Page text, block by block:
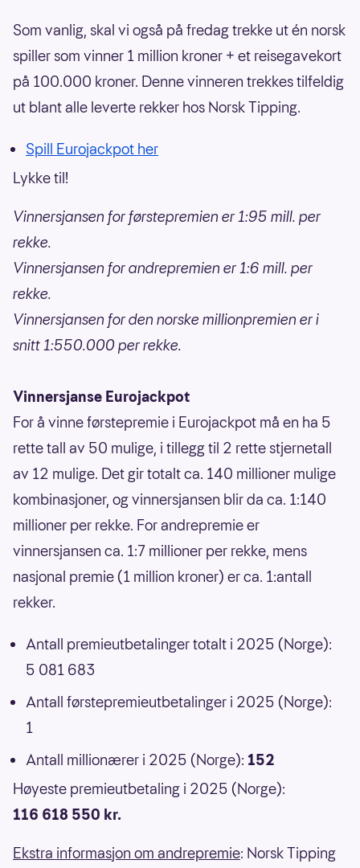
Som vanlig, skal vi også på fredag trekke ut én norsk
spiller som vinner 1 million kroner + et reisegavekort
på 100.000 kroner. Denne vinneren trekkes tilfeldig
ut blant alle leverte rekker hos Norsk Tipping.
Spill Eurojackpot her
Lykke til!
Vinnersjansen for førstepremien er 1:95 mill. per
rekke.
Vinnersjansen for andrepremien er 1:6 mill. per
rekke.
Vinnersjansen for den norske millionpremien er i
snitt 1:550.000 per rekke.
Vinnersjanse Eurojackpot
For å vinne førstepremie i Eurojackpot må en ha 5
rette tall av 50 mulige, i tillegg til 2 rette stjernetall
av 12 mulige. Det gir totalt ca. 140 millioner mulige
kombinasjoner, og vinnersjansen blir da ca. 1:140
millioner per rekke. For andrepremie er
vinnersjansen ca. 1:7 millioner per rekke, mens
nasjonal premie (1 million kroner) er ca. 1:antall
rekker.
Antall premieutbetalinger totalt i 2025 (Norge):
5 081 683
Antall førstepremieutbetalinger i 2025 (Norge):
1
Antall millionærer i 2025 (Norge): 152
Høyeste premieutbetaling i 2025 (Norge):
116 618 550 kr.
Ekstra informasjon om andrepremie: Norsk Tipping